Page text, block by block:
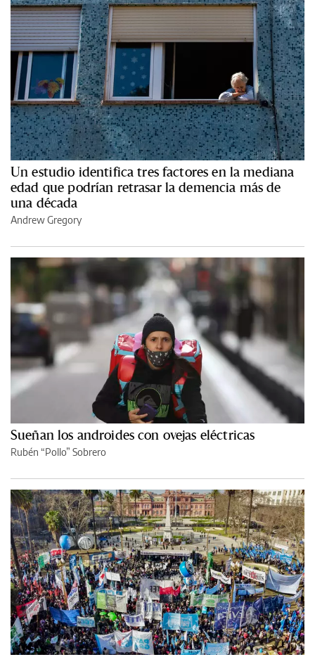
Un estudio identifica tres factores en la mediana
edad que podrían retrasar la demencia más de
una década
Andrew Gregory
Sueñan los androides con ovejas eléctricas
Rubén “Pollo” Sobrero